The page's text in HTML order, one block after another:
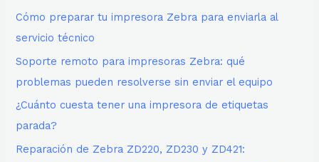
Cómo preparar tu impresora Zebra para enviarla al
servicio técnico
Soporte remoto para impresoras Zebra: qué
problemas pueden resolverse sin enviar el equipo
¿Cuánto cuesta tener una impresora de etiquetas
parada?
Reparación de Zebra ZD220, ZD230 y ZD421: